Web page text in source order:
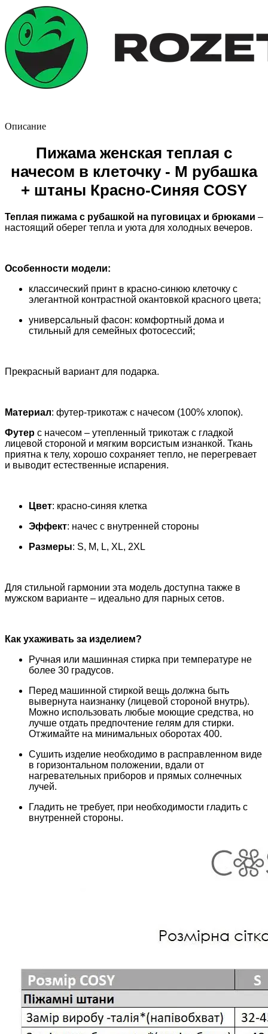
Описание
Пижама женская теплая с
начесом в клеточку - M рубашка
+ штаны Красно-Синяя COSY
Теплая пижама с рубашкой на пуговицах и брюками –
настоящий оберег тепла и уюта для холодных вечеров.
Особенности модели:
классический принт в красно-синюю клеточку с
элегантной контрастной окантовкой красного цвета;
универсальный фасон: комфортный дома и
стильный для семейных фотосессий;
Прекрасный вариант для подарка.
Материал: футер-трикотаж с начесом (100% хлопок).
Футер с начесом – утепленный трикотаж с гладкой
лицевой стороной и мягким ворсистым изнанкой. Ткань
приятна к телу, хорошо сохраняет тепло, не перегревает
и выводит естественные испарения.
Цвет: красно-синяя клетка
Эффект: начес с внутренней стороны
Размеры: S, M, L, XL, 2XL
Для стильной гармонии эта модель доступна также в
мужском варианте – идеально для парных сетов.
Как ухаживать за изделием?
Ручная или машинная стирка при температуре не
более 30 градусов.
Перед машинной стиркой вещь должна быть
вывернута наизнанку (лицевой стороной внутрь).
Можно использовать любые моющие средства, но
лучше отдать предпочтение гелям для стирки.
Отжимайте на минимальных оборотах 400.
Сушить изделие необходимо в расправленном виде
в горизонтальном положении, вдали от
нагревательных приборов и прямых солнечных
лучей.
Гладить не требует, при необходимости гладить с
внутренней стороны.